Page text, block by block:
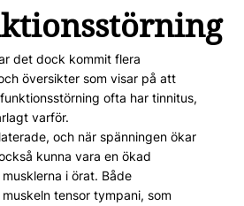
det dock kommit flera
översikter som visar på att
ofta har tinnitus,
varför.
och när spänningen ökar
kunna vara en ökad
i örat. Både
tensor tympani, som